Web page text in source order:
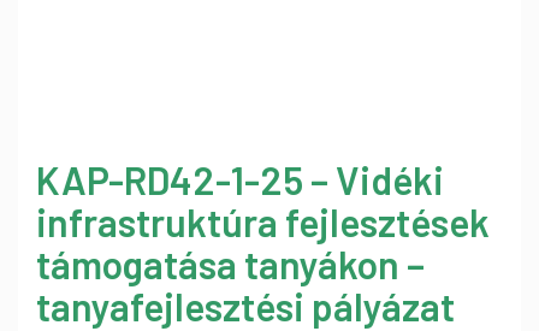
KAP-RD42-1-25 – Vidéki
infrastruktúra fejlesztések
támogatása tanyákon –
tanyafejlesztési pályázat